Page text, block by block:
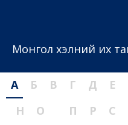
Монгол хэлний их
А Б В Г Д Е
Н
О П Р С